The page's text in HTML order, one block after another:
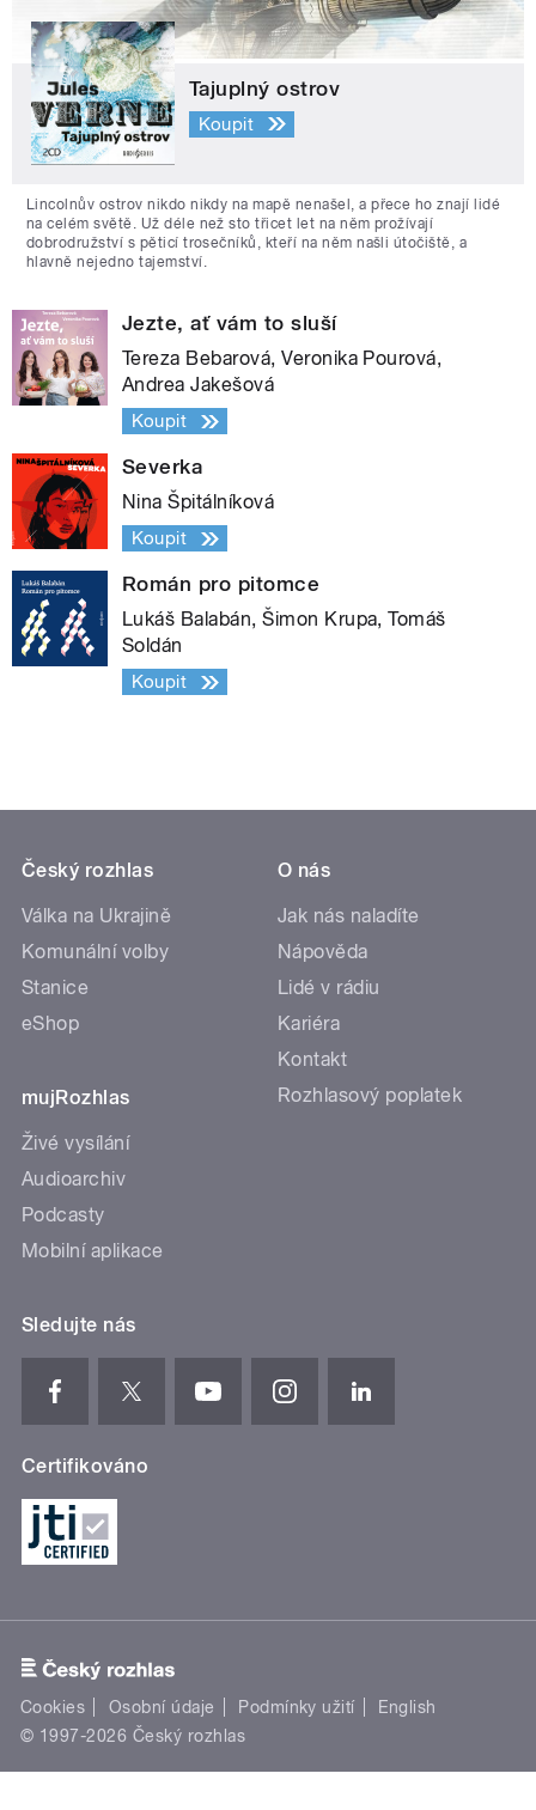
Tajuplný ostrov
Koupit
Lincolnův ostrov nikdo nikdy na mapě nenašel, a přece ho znají lidé
na celém světě. Už déle než sto třicet let na něm prožívají
dobrodružství s pěticí trosečníků, kteří na něm našli útočiště, a
hlavně nejedno tajemství.
Jezte, ať vám to sluší
Tereza Bebarová, Veronika Pourová,
Andrea Jakešová
Koupit
Severka
Nina Špitálníková
Koupit
Román pro pitomce
Lukáš Balabán, Šimon Krupa, Tomáš
Soldán
Koupit
Český rozhlas
Válka na Ukrajině
Komunální volby
Stanice
eShop
mujRozhlas
Živé vysílání
Audioarchiv
Podcasty
Mobilní aplikace
O nás
Jak nás naladíte
Nápověda
Lidé v rádiu
Kariéra
Kontakt
Rozhlasový poplatek
Sledujte nás
Certifikováno
Cookies Osobní údaje Podmínky užití
English
© 1997-2026 Český rozhlas